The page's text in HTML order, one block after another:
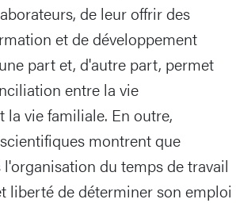
de leur offrir des
et de développement
part et, d'autre part, permet
entre la vie
la vie familiale. En outre,
montrent que
du temps de travail
liberté de déterminer son emploi